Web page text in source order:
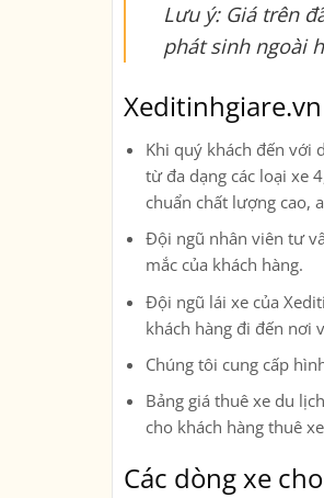
Lưu ý: Giá trên
phát sinh ngoài
Khi quý khách đến với
từ đa dạng các loại xe
chuẩn chất lượng cao,
Đội ngũ nhân viên tư
mắc của khách hàng.
Đội ngũ lái xe của
khách hàng đi đến nơi
Chúng tôi cung cấp
Bảng giá thuê xe du
cho khách hàng thuê
Các dòng xe